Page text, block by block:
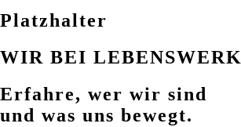
Platzhalter
WIR BEI LEBENSWERK
Erfahre, wer wir sind
und was uns bewegt.